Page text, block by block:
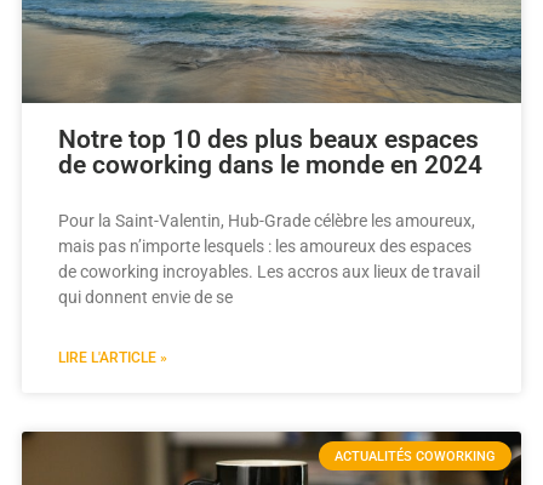
Notre top 10 des plus beaux espaces
de coworking dans le monde en 2024
Pour la Saint-Valentin, Hub-Grade célèbre les amoureux,
mais pas n’importe lesquels : les amoureux des espaces
de coworking incroyables. Les accros aux lieux de travail
qui donnent envie de se
LIRE L'ARTICLE »
ACTUALITÉS COWORKING